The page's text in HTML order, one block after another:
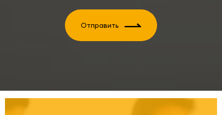
Отправить